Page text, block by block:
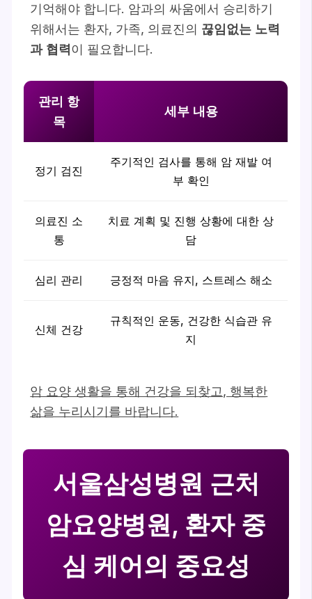
기억해야 합니다. 암과의 싸움에서 승리하기
위해서는 환자, 가족, 의료진의 끊임없는 노력
과 협력이 필요합니다.
관리 항
목
세부 내용
정기 검진
주기적인 검사를 통해 암 재발 여
부 확인
의료진 소
통
치료 계획 및 진행 상황에 대한 상
담
심리 관리 긍정적 마음 유지, 스트레스 해소
신체 건강
규칙적인 운동, 건강한 식습관 유
지
암 요양 생활을 통해 건강을 되찾고, 행복한
삶을 누리시기를 바랍니다.
서울삼성병원 근처
암요양병원, 환자 중
심 케어의 중요성